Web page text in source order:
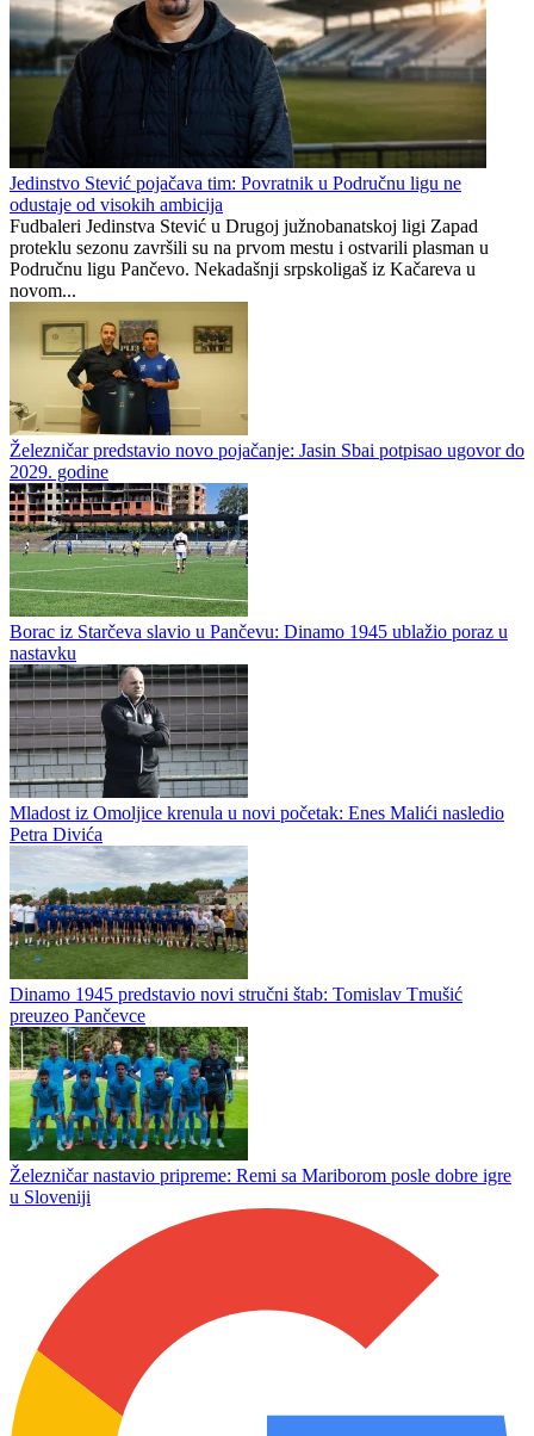
Jedinstvo Stević pojačava tim: Povratnik u Područnu ligu ne
odustaje od visokih ambicija
Fudbaleri Jedinstva Stević u Drugoj južnobanatskoj ligi Zapad
proteklu sezonu završili su na prvom mestu i ostvarili plasman u
Područnu ligu Pančevo. Nekadašnji srpskoligaš iz Kačareva u
novom...
Železničar predstavio novo pojačanje: Jasin Sbai potpisao ugovor do
2029. godine
Borac iz Starčeva slavio u Pančevu: Dinamo 1945 ublažio poraz u
nastavku
Mladost iz Omoljice krenula u novi početak: Enes Malići nasledio
Petra Divića
Dinamo 1945 predstavio novi stručni štab: Tomislav Tmušić
preuzeo Pančevce
Železničar nastavio pripreme: Remi sa Mariborom posle dobre igre
u Sloveniji